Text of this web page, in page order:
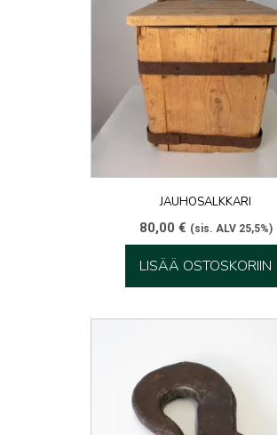
JAUHOSALKKARI
80,00 € (sis. ALV 25,5%)
LISÄÄ OSTOSKORIIN